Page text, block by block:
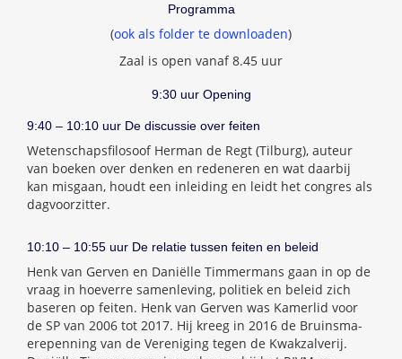
Programma
(ook als folder te downloaden)
Zaal is open vanaf 8.45 uur
9:30 uur Opening
9:40 – 10:10 uur De discussie over feiten
Wetenschapsfilosoof Herman de Regt (Tilburg), auteur
van boeken over denken en redeneren en wat daarbij
kan misgaan, houdt een inleiding en leidt het congres als
dagvoorzitter.
10:10 – 10:55 uur De relatie tussen feiten en beleid
Henk van Gerven en Daniëlle Timmermans gaan in op de
vraag in hoeverre samenleving, politiek en beleid zich
baseren op feiten. Henk van Gerven was Kamerlid voor
de SP van 2006 tot 2017. Hij kreeg in 2016 de Bruinsma-
erepenning van de Vereniging tegen de Kwakzalverij.